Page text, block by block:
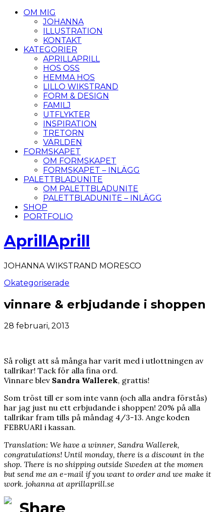
OM MIG
JOHANNA
ILLUSTRATION
KONTAKT
KATEGORIER
APRILLAPRILL
HOS OSS
HEMMA HOS
LILLO WIKSTRAND
FORM & DESIGN
FAMILJ
UTFLYKTER
INSPIRATION
TRETORN
VÄRLDEN
FORMSKAPET
OM FORMSKAPET
FORMSKAPET – INLÄGG
PALETTBLADUNITE
OM PALETTBLADUNITE
PALETTBLADUNITE – INLÄGG
SHOP
PORTFOLIO
AprillAprill
JOHANNA WIKSTRAND MORESCO
Okategoriserade
vinnare & erbjudande i shoppen
28 februari, 2013
Så roligt att så många har varit med i utlottningen av
tallrikar! Tack för alla fina ord.
Vinnare blev Sandra Wallerek, grattis!
Som tröst till er som inte vann (och alla andra förstås)
har jag just nu ett erbjudande i shoppen! 20% på alla
tallrikar fram tills på måndag 4/3-13. Ange koden
FEBRUARI i kassan.
Translation: We have a winner, Sandra Wallerek,
congratulations! Until monday, there is a discount in the
shop. There is no shipping outside Sweden at the momen
but send me an e-mail if you want to order and we make it
work. johanna at aprillaprill.se